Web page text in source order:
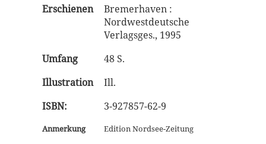
Erschienen
Bremerhaven :
Nordwestdeutsche
Verlagsges., 1995
Umfang
48 S.
Illustration
Ill.
ISBN:
3-927857-62-9
Anmerkung
Edition Nordsee-Zeitung